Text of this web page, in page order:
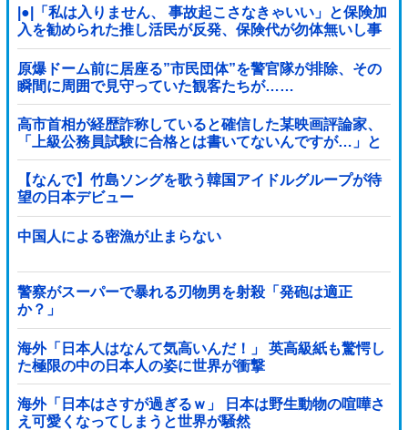
|●|「私は入りません、 事故起こさなきゃいい」と保険加
入を勧められた推し活民が反発、保険代が勿体無いし事
故起こしたとして……
原爆ドーム前に居座る”市民団体”を警官隊が排除、その
瞬間に周囲で見守っていた観客たちが……
高市首相が経歴詐称していると確信した某映画評論家、
「上級公務員試験に合格とは書いてないんですが…」と
ツッコミを受けまくり……
【なんで】竹島ソングを歌う韓国アイドルグループが待
望の日本デビュー
中国人による密漁が止まらない
警察がスーパーで暴れる刃物男を射殺「発砲は適正
か？」
海外「日本人はなんて気高いんだ！」 英高級紙も驚愕し
た極限の中の日本人の姿に世界が衝撃
海外「日本はさすが過ぎるｗ」 日本は野生動物の喧嘩さ
え可愛くなってしまうと世界が騒然